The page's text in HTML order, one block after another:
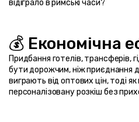
відіграло в римські часи?
💰 Економічна
Придбання готелів, трансферів,
бути дорожчим, ніж приєднання
виграють від оптових цін, тоді
персоналізовану розкіш без